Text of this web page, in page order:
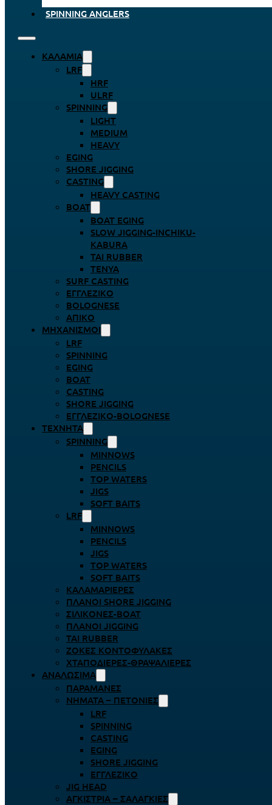
SPINNING ANGLERS
ΚΑΛΆΜΙΑ
LRF
HRF
ULRF
SPINNING
LIGHT
MEDIUM
HEAVY
EGING
SHORE JIGGING
CASTING
HEAVY CASTING
BOAT
BOAT EGING
SLOW JIGGING-INCHIKU-
KABURA
TAI RUBBER
TENYA
SURF CASTING
ΕΓΓΛΈΖΙΚΟ
BOLOGNESE
ΑΠΊΚΟ
ΜΗΧΑΝΙΣΜΟΊ
LRF
SPINNING
EGING
BOAT
CASTING
SHORE JIGGING
ΕΓΓΛΈΖΙΚΟ-BOLOGNESE
ΤΕΧΝΗΤΆ
SPINNING
MINNOWS
PENCILS
TOP WATERS
JIGS
SOFT BAITS
LRF
MINNOWS
PENCILS
JIGS
TOP WATERS
SOFT BAITS
ΚΑΛΑΜΑΡΙΈΡΕΣ
ΠΛΆΝΟΙ SHORE JIGGING
ΣΙΛΙΚΌΝΕΣ-BOAT
ΠΛΆΝΟΙ JIGGING
TAI RUBBER
ΖΌΚΕΣ ΚΟΝΤΟΦΎΛΑΚΕΣ
ΧΤΑΠΟΔΙΈΡΕΣ-ΘΡΑΨΑΛΙΈΡΕΣ
ΑΝΑΛΏΣΙΜΑ
ΠΑΡΑΜΆΝΕΣ
ΝΉΜΑΤΑ – ΠΕΤΟΝΙΈΣ
LRF
SPINNING
CASTING
EGING
SHORE JIGGING
ΕΓΓΛΈΖΙΚΟ
JIG HEAD
ΑΓΚΊΣΤΡΙΑ – ΣΑΛΑΓΚΙΈΣ